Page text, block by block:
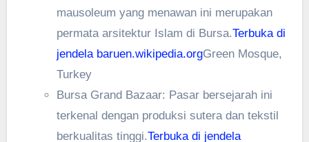
mausoleum yang menawan ini merupakan
permata arsitektur Islam di Bursa.Terbuka di
jendela baruen.wikipedia.orgGreen Mosque,
Turkey
Bursa Grand Bazaar: Pasar bersejarah ini
terkenal dengan produksi sutera dan tekstil
berkualitas tinggi.Terbuka di jendela